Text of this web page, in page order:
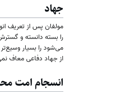
جهاد
مولفان پس از تعریف
را بسته دانسته و
می‌شود را بسیار
از جهاد دفاعی معاف
انسجام امت